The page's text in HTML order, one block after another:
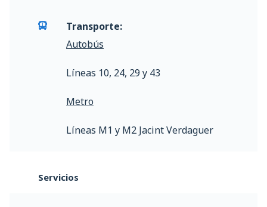
Transporte:
Autobús
Líneas 10, 24, 29 y 43
Metro
Líneas M1 y M2 Jacint Verdaguer
Servicios